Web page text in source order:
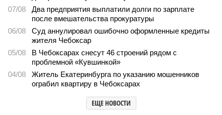
В регионе учреждены удостоверения мастеров спорта по
борьбе керешу
(фото: wikimedia commons/Ilsurikat)